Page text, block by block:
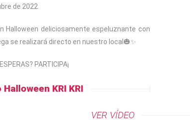
de 2022
Halloween deliciosamente espeluznante con
se realizará directo en nuestro local🎃✨
PARTICIPA¡
KRI KRI
VER VÍDEO